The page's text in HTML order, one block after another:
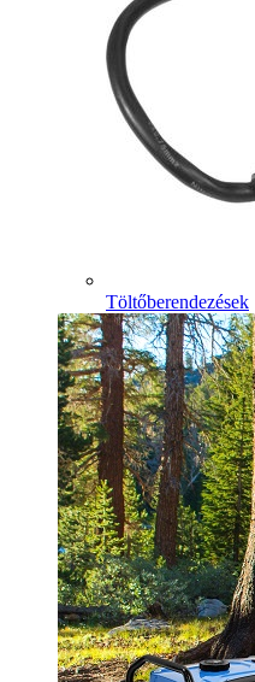
Töltőberendezések